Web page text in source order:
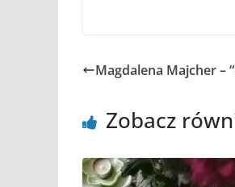
Magdalena Majcher –
Zobacz